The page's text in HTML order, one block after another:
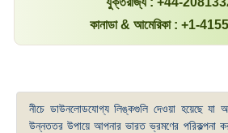
কানাডা & আমেরিকা : +1-
নীচে ডাউনলোডযোগ্য লিঙ্কগুলি দেওয়া হয়েছে
উন্নততর উপায়ে আপনার ভারত ভ্রমণের পরিকল্পনা